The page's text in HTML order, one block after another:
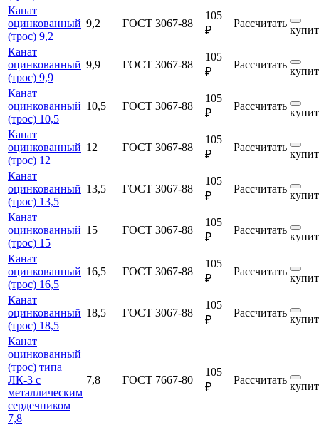
Канат
оцинкованный
(трос) 9,2
9,2 ГОСТ 3067-88
105
₽
Рассчитать
Канат
оцинкованный
(трос) 9,9
9,9 ГОСТ 3067-88
105
₽
Рассчитать
Канат
оцинкованный
(трос) 10,5
10,5 ГОСТ 3067-88
105
₽
Рассчитать
Канат
оцинкованный
(трос) 12
12 ГОСТ 3067-88
105
₽
Рассчитать
Канат
оцинкованный
(трос) 13,5
13,5 ГОСТ 3067-88
105
₽
Рассчитать
Канат
оцинкованный
(трос) 15
15 ГОСТ 3067-88
105
₽
Рассчитать
Канат
оцинкованный
(трос) 16,5
16,5 ГОСТ 3067-88
105
₽
Рассчитать
Канат
оцинкованный
(трос) 18,5
18,5 ГОСТ 3067-88
105
₽
Рассчитать
Канат
оцинкованный
(трос) типа
ЛК-3 с
металлическим
сердечником
7,8
7,8 ГОСТ 7667-80
105
₽
Рассчитать